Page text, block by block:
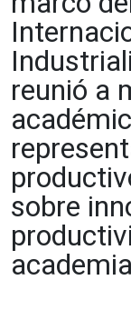
reunió a
sobre